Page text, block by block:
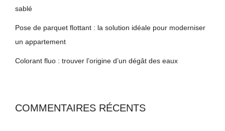
sablé
Pose de parquet flottant : la solution idéale pour moderniser
un appartement
Colorant fluo : trouver l’origine d’un dégât des eaux
COMMENTAIRES RÉCENTS